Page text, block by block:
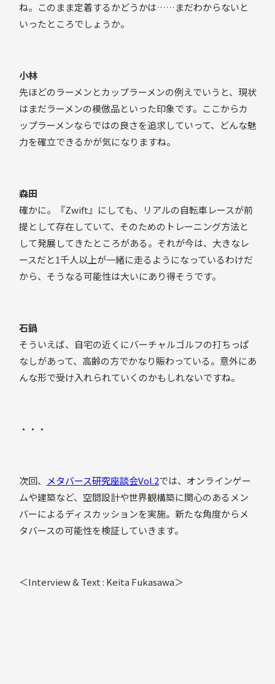
ね。このまま定着するかどうかは……まだわからないと
いったところでしょうか。
小林
先ほどのラーメンとカップラーメンの例えでいうと、現状
はまだラーメンの模倣品といった印象です。ここからカ
ップラーメンならではの良さを追求していって、どんな魅
力を確立できるかが気になりますね。
森田
確かに。『Zwift』にしても、リアルの自転車レースが前
提として存在していて、そのためのトレーニング方法と
して発展してきたところがある。それが今は、大きなレ
ースだと1千人以上が一緒に走るようになっているわけだ
から、そうなる可能性は大いにあり得そうです。
石鍋
そういえば、自宅の近くにバーチャルゴルフの打ちっぱ
なしがあって、高齢の方でかなり賑わっている。意外にあ
んな形で受け入れられていくのかもしれないですね。
・・・
次回、 メタバース研究座談会Vol.2では、オンラインゲー
ムや建築など、空間設計や世界観構築に関心のあるメン
バーによるディスカッションを実施。新たな角度からメ
タバースの可能性を検証していきます。
＜Interview & Text : Keita Fukasawa＞